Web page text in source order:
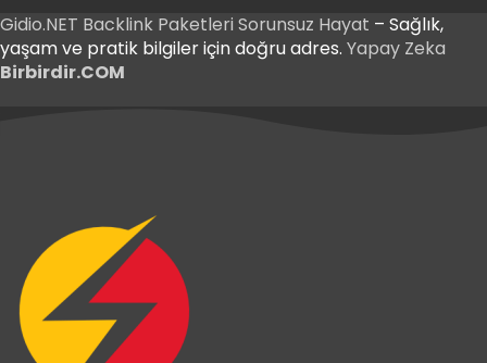
Gidio.NET Backlink Paketleri Sorunsuz Hayat – Sağlık,
yaşam ve pratik bilgiler için doğru adres. Yapay Zeka
Birbirdir.COM